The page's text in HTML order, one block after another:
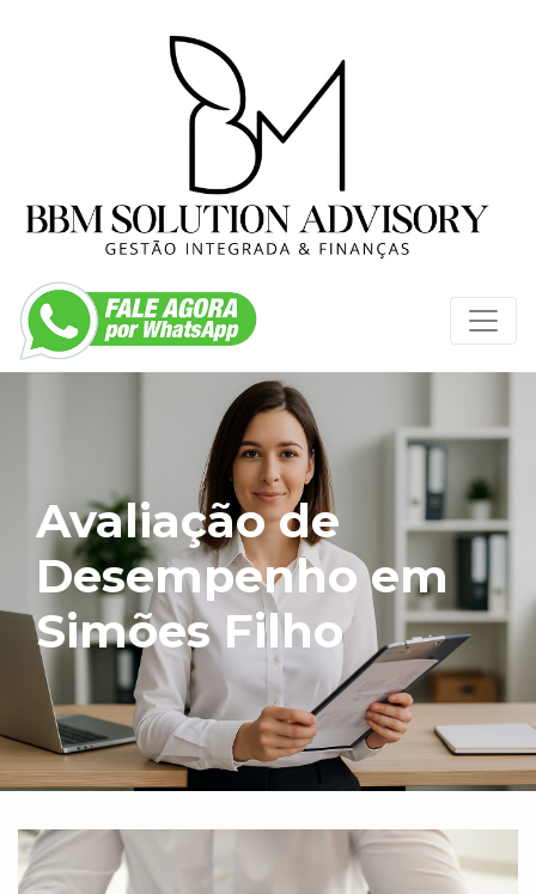
Avaliação de
Desempenho em
Simões Filho